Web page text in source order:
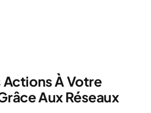
Actions À Votre
Aux Réseaux